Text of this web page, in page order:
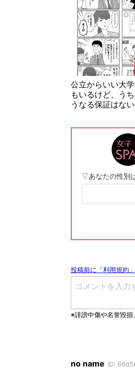
公立からいい大
もいるけど、う
うなる保証は